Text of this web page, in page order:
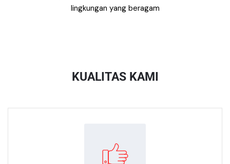
lingkungan yang beragam
KUALITAS KAMI